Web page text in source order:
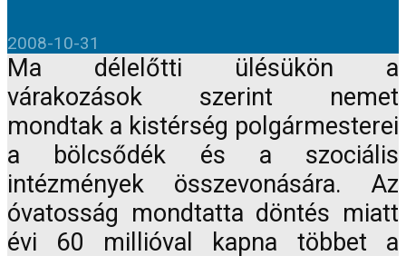
2008-10-31
Ma délelőtti ülésükön a
várakozások szerint nemet
mondtak a kistérség polgármesterei
a bölcsődék és a szociális
intézmények összevonására. Az
óvatosság mondtatta döntés miatt
évi 60 millióval kapna többet a